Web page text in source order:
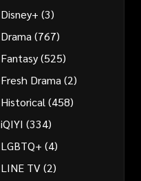
Disney+ (3)
Drama (767)
Fantasy(525)
Fresh Drama (2)
Historical (458)
iQIYI (334)
LGBTQ+ (4)
LINE TV(2)